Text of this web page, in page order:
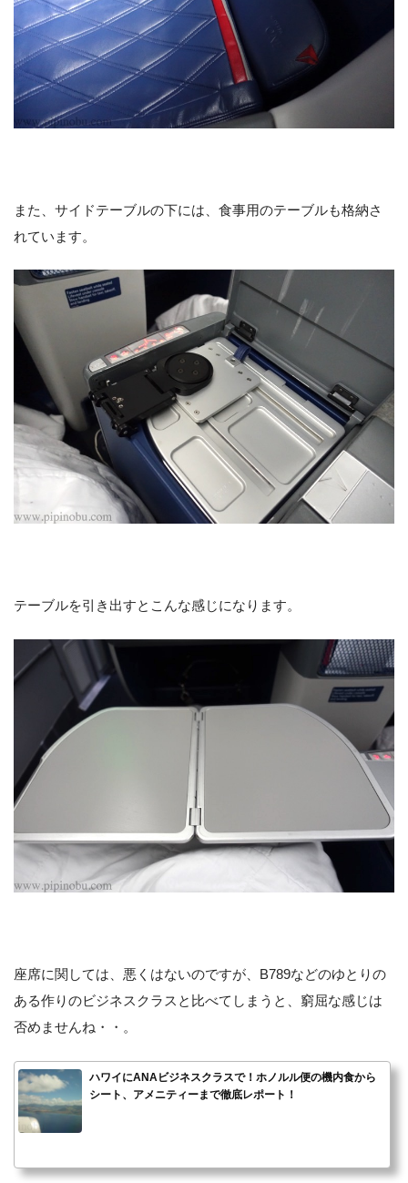
また、サイドテーブルの下には、食事用のテーブルも格納さ
れています。
テーブルを引き出すとこんな感じになります。
座席に関しては、悪くはないのですが、B789などのゆとりの
ある作りのビジネスクラスと比べてしまうと、窮屈な感じは
否めませんね・・。
ハワイにANAビジネスクラスで！ホノルル便の機内食から
シート、アメニティーまで徹底レポート！